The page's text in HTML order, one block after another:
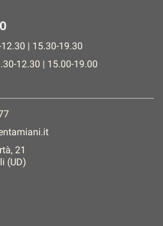
| 15.30-19.30
12.30 | 15.00-19.00
21
(UD)